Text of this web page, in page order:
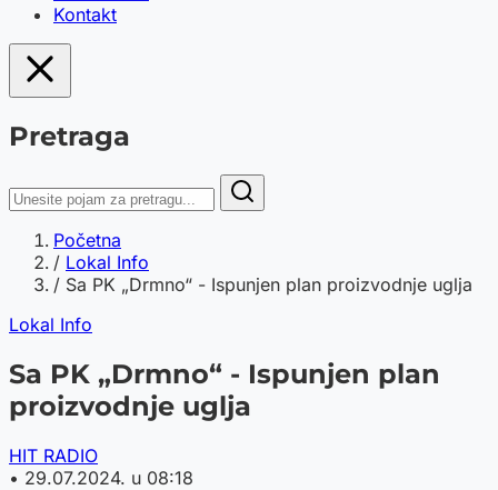
Kontakt
Pretraga
Početna
/ Lokal Info
/ Sa PK „Drmno“ - Ispunjen plan proizvodnje uglja
Lokal Info
Sa PK „Drmno“ - Ispunjen plan
proizvodnje uglja
HIT RADIO
• 29.07.2024. u 08:18